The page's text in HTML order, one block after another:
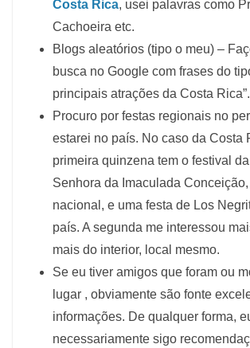
Costa Rica, usei palavras como
Cachoeira etc.
Blogs aleatórios (tipo o meu) –
busca no Google com frases do
principais atrações da Costa Rica”.
Procuro por festas regionais no
estarei no país. No caso da Costa
primeira quinzena tem o festival
Senhora da Imaculada
nacional, e uma festa de Los
país. A segunda me interessou
mais do interior, local mesmo.
Se eu tiver amigos que foram ou
lugar , obviamente são fonte
informações. De qualquer forma,
necessariamente sigo